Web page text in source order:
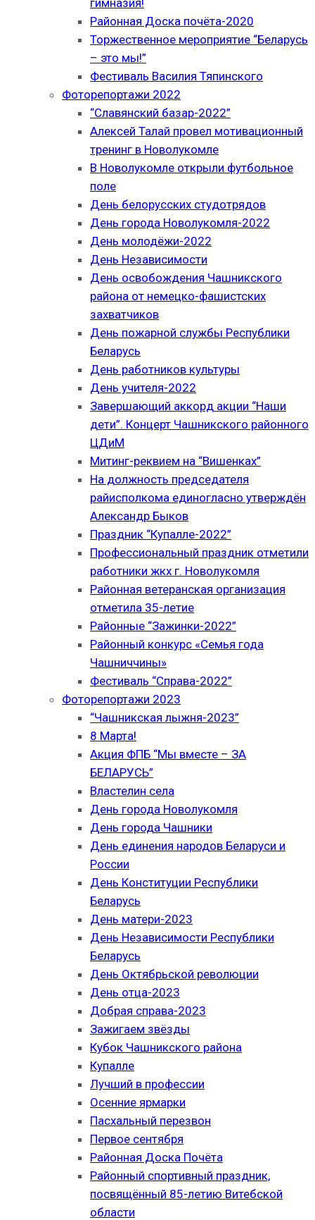
гимназия!
Районная Доска почёта-2020
Торжественное мероприятие “Беларусь
– это мы!”
Фестиваль Василия Тяпинского
Фоторепортажи 2022
“Славянский базар-2022”
Алексей Талай провел мотивационный
тренинг в Новолукомле
В Новолукомле открыли футбольное
поле
День белорусских студотрядов
День города Новолукомля-2022
День молодёжи-2022
День Независимости
День освобождения Чашникского
района от немецко-фашистских
захватчиков
День пожарной службы Республики
Беларусь
День работников культуры
День учителя-2022
Завершающий аккорд акции “Наши
дети”. Концерт Чашникского районного
ЦДиМ
Митинг-реквием на “Вишенках”
На должность председателя
райисполкома единогласно утверждён
Александр Быков
Праздник “Купалле-2022”
Профессиональный праздник отметили
работники жкх г. Новолукомля
Районная ветеранская организация
отметила 35-летие
Районные “Зажинки-2022”
Районный конкурс «Семья года
Чашниччины»
Фестиваль “Справа-2022”
Фоторепортажи 2023
“Чашникская лыжня-2023”
8 Марта!
Акция ФПБ “Мы вместе – ЗА
БЕЛАРУСЬ”
Властелин села
День города Новолукомля
День города Чашники
День единения народов Беларуси и
России
День Конституции Республики
Беларусь
День матери-2023
День Независимости Республики
Беларусь
День Октябрьской революции
День отца-2023
Добрая справа-2023
Зажигаем звёзды
Кубок Чашникского района
Купалле
Лучший в профессии
Осенние ярмарки
Пасхальный перезвон
Первое сентября
Районная Доска Почёта
Районный спортивный праздник,
посвящённый 85-летию Витебской
области